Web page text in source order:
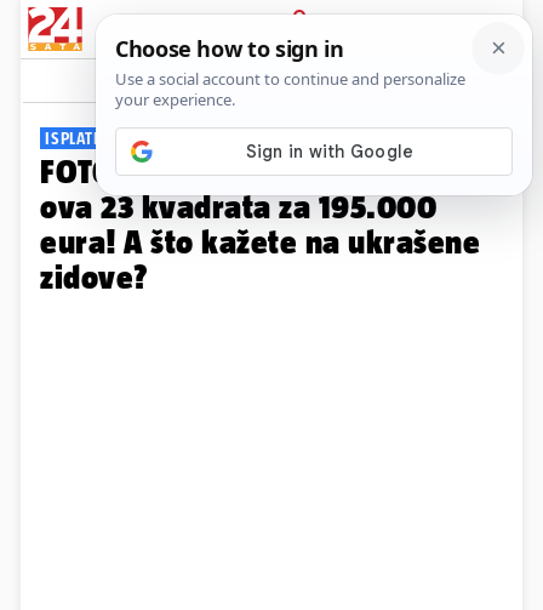
PRIJAVA
Galerija Komentari
ISPLATI LI SE?
FOTO Netko u Splitu prodaje
ova 23 kvadrata za 195.000
eura! A što kažete na ukrašene
zidove?